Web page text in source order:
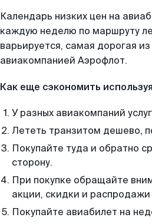
Календарь низких цен на
каждую неделю по маршруту
варьируется, самая дорогая
авиакомпанией Аэрофлот.
Как еще сэкономить
У разных авиакомпаний
Лететь транзитом дешево,
Покупайте туда и обратно
сторону.
При покупке обращайте
акции, скидки и
Покупайте авиабилет на